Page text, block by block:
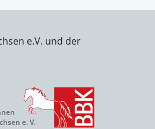
e.V. und der
e. V.